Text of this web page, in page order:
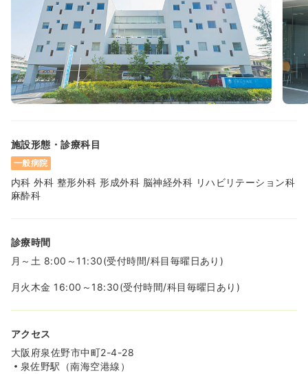
施設形態・診療科目
一般病院
内科 外科 整形外科 形成外科 脳神経外科 リハビリテーション科
麻酔科
診療時間
月～土 8:00～11:30(受付時間/科目毎曜日あり)
月火木金 16:00～18:30(受付時間/科目毎曜日あり)
アクセス
大阪府泉佐野市中町2-4-28
泉佐野駅（南海空港線）